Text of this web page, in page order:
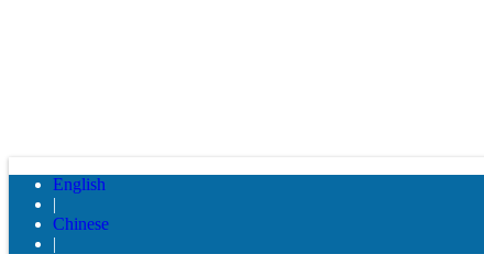
English
|
Chinese
|